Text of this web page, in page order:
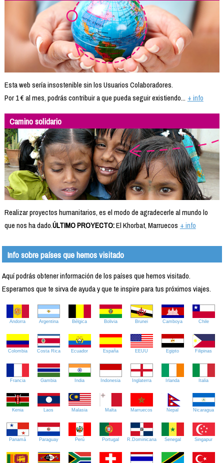
Esta web sería insostenible sin los Usuarios Colaboradores.
Por 1 € al mes, podrás contribuir a que pueda seguir existiendo... + info
Camino solidario
Realizar proyectos humanitarios, es el modo de agradecerle al mundo lo
que nos ha dado.ÚLTIMO PROYECTO:El Khorbat, Marruecos + info
Info sobre países que hemos visitado
Aquí podrás obtener información de los países que hemos visitado.
Esperamos que te sirva de ayuda y que te inspire para tus próximos viajes.
Andorra Argentina Bélgica Bolivia Brunei Camboya Chile
Colombia Costa Rica Ecuador España EEUU Egipto Filipinas
Francia Gambia India Indonesia Inglaterra Irlanda Italia
Kenia Laos Malasia Malta Marruecos Nepal Nicaragua
Panamá Paraguay Perú Portugal R.Dominicana Senegal Singapur